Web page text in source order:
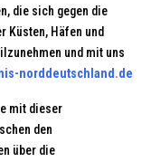
die sich gegen die
Küsten, Häfen und
und mit uns
norddeutschland.d e
mit dieser
den
über die